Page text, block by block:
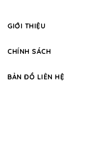
GIỚI THIỆU
CHÍNH SÁCH
BẢN ĐỒ LIÊN HỆ